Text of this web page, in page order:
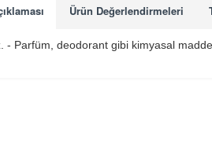
Ürün Değerlendirmeleri
Parfüm, deodorant gibi kimyasal